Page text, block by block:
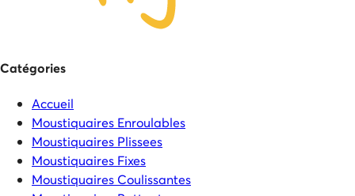
Catégories
Accueil
Moustiquaires Enroulables
Moustiquaires Plissees
Moustiquaires Fixes
Moustiquaires Coulissantes